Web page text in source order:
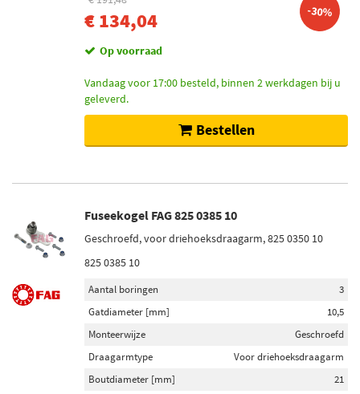
€ 134,04 -30%
Op voorraad
Vandaag voor 17:00 besteld, binnen 2 werkdagen bij u
geleverd.
Bestellen
Fuseekogel FAG 825 0385 10
Geschroefd, voor driehoeksdraagarm, 825 0350 10
825 0385 10
Aantal boringen
3
Gatdiameter [mm]
10,5
Monteerwijze
Geschroefd
Draagarmtype
Voor driehoeksdraagarm
Boutdiameter [mm]
21